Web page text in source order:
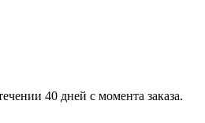
40 дней с момента заказа.